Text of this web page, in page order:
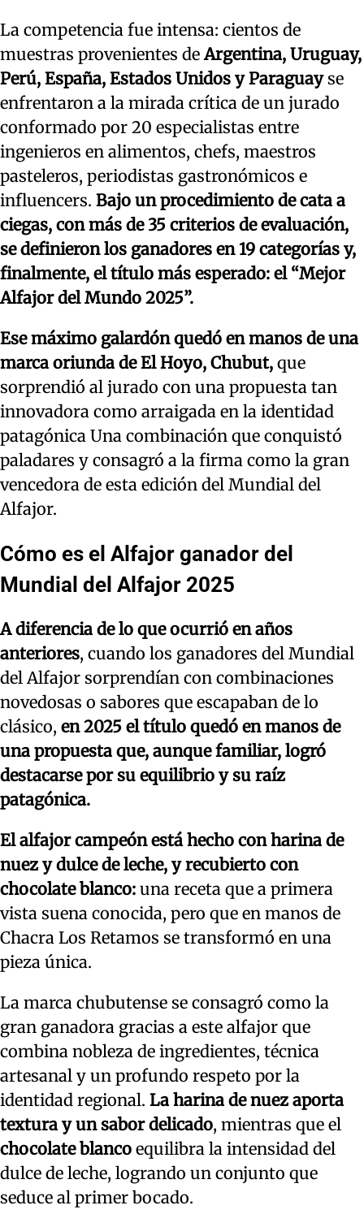
La competencia fue intensa: cientos de
muestras provenientes deArgentina, Uruguay,
Perú, España, Estados Unidos y Paraguayse
enfrentaron a la mirada crítica de un jurado
conformado por 20 especialistas entre
ingenieros en alimentos, chefs, maestros
pasteleros, periodistas gastronómicos e
influencers. Bajo un procedimiento de cata a
ciegas, con más de 35 criterios de evaluación,
se definieron los ganadores en 19 categorías y,
finalmente, el título más esperado: el “Mejor
Alfajor del Mundo 2025”.
Ese máximo galardón quedó en manos de una
marca oriunda de El Hoyo, Chubut, que
sorprendió al jurado con una propuesta tan
innovadora como arraigada en la identidad
patagónica Una combinación que conquistó
paladares y consagró a la firma como la gran
vencedora de esta edición del Mundial del
Alfajor.
Cómo es el Alfajor ganador del
Mundial del Alfajor 2025
A diferencia de lo que ocurrió en años
anteriores, cuando los ganadores del Mundial
del Alfajor sorprendían con combinaciones
novedosas o sabores que escapaban de lo
clásico, en 2025 el título quedó en manos de
una propuesta que, aunque familiar, logró
destacarse por su equilibrio y su raíz
patagónica.
El alfajor campeón está hecho con harina de
nuez y dulce de leche, y recubierto con
chocolate blanco: una receta que a primera
vista suena conocida, pero que en manos de
Chacra Los Retamos se transformó en una
pieza única.
La marca chubutense se consagró como la
gran ganadora gracias a este alfajor que
combina nobleza de ingredientes, técnica
artesanal y un profundo respeto por la
identidad regional. La harina de nuez aporta
textura y un sabor delicado, mientras que el
chocolate blanco equilibra la intensidad del
dulce de leche, logrando un conjunto que
seduce al primer bocado.